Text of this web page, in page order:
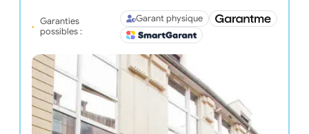
Garanties
possibles :
Garant physique